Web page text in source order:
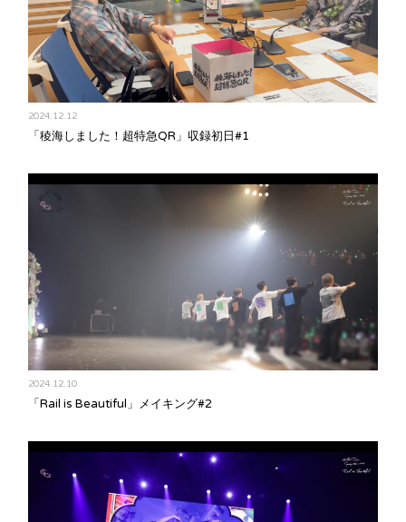
2024.12.12
「稜海しました！超特急QR」収録初日#1
2024.12.10
「Rail is Beautiful」メイキング#2